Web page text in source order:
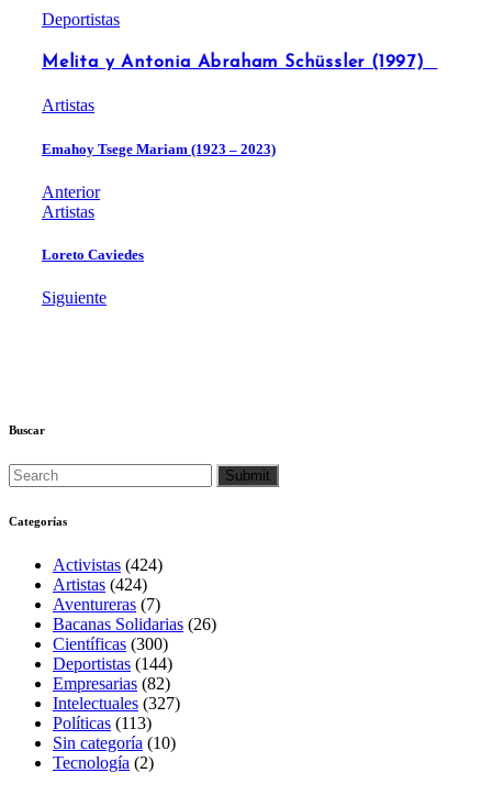
Deportistas
Melita y Antonia Abraham Schüssler (1997)
Artistas
Emahoy Tsege Mariam (1923 – 2023)
Anterior
Artistas
Loreto Caviedes
Siguiente
Buscar
Categorías
Activistas (424)
Artistas (424)
Aventureras (7)
Bacanas Solidarias (26)
Científicas (300)
Deportistas (144)
Empresarias (82)
Intelectuales (327)
Políticas (113)
Sin categoría (10)
Tecnología (2)